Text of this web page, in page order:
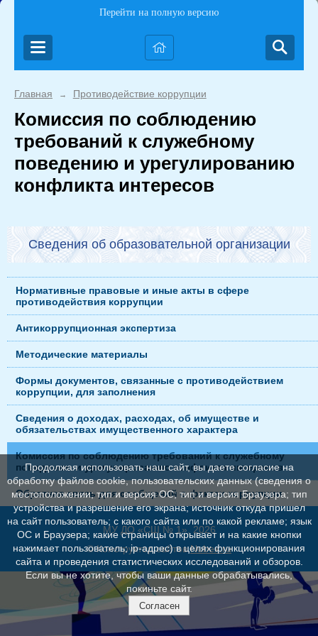
Перейти на полную версию
Главная → Противодействие коррупции
Комиссия по соблюдению
требований к служебному
поведению и урегулированию
конфликта интересов
Сведения об образовательной организации
Нормативные правовые и иные акты в сфере
противодействия коррупции
Антикоррупционная экспертиза
Методические материалы
Формы документов, связанные с противодействием
коррупции, для заполнения
Сведения о доходах, расходах, об имуществе и
обязательствах имущественного характера
Комиссия по соблюдению требований к служебному
поведению и урегулированию конфликта интересов
Обратная связь для сообщений о фактах коррупции
МУ ДО «СШ № 1», 2026
© Конструктор сайтовNubex.ru
Продолжая использовать наш сайт, вы даете согласие на
обработку файлов cookie, пользовательских данных (сведения о
местоположении; тип и версия ОС; тип и версия Браузера; тип
устройства и разрешение его экрана; источник откуда пришел
на сайт пользователь; с какого сайта или по какой рекламе; язык
ОС и Браузера; какие страницы открывает и на какие кнопки
нажимает пользователь; ip-адрес) в целях функционирования
сайта и проведения статистических исследований и обзоров.
Если вы не хотите, чтобы ваши данные обрабатывались,
покиньте сайт.
Согласен